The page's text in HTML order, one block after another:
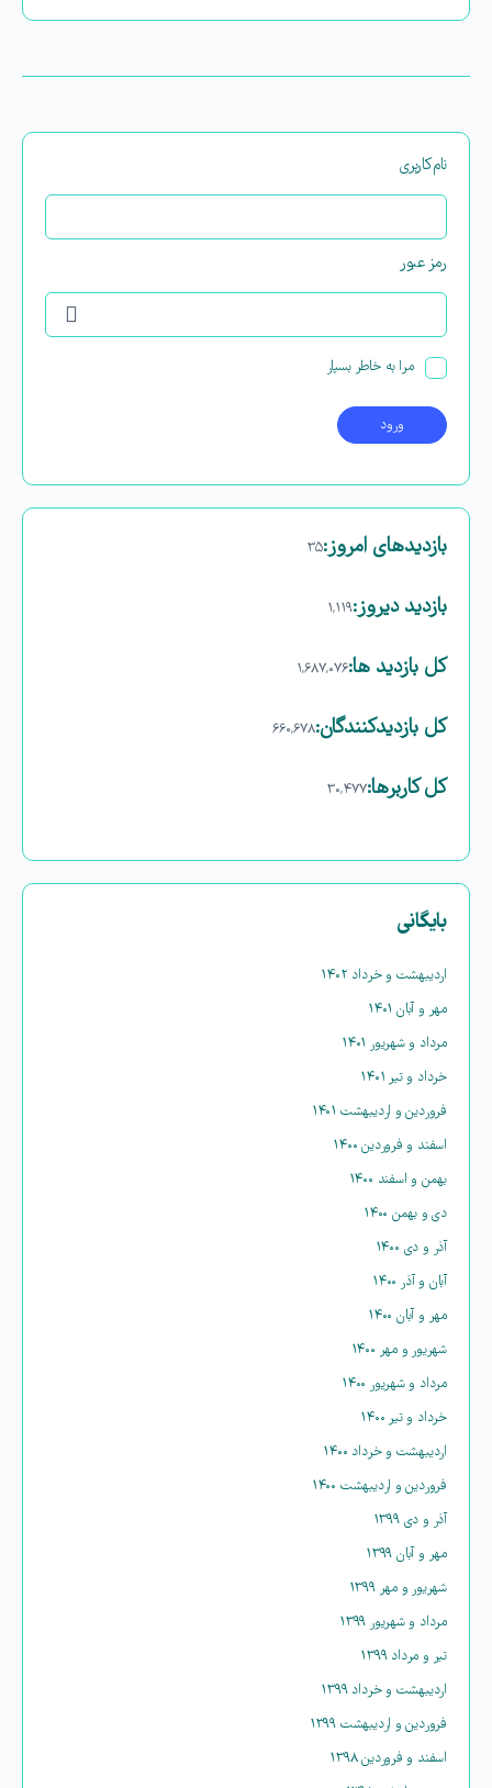
نام‌کاربری
رمز عبور
مرا به خاطر بسپار
بازدیدهای امروز:۳۵
بازدید دیروز:۱,۱۱۹
کل بازدید ها:۱,۶۸۷,۰۷۶
کل بازدیدکنند‌گان:۶۶۰,۶۷۸
کل کاربرها:۳۰,۴۷۷
بایگانی
اردیبهشت و خرداد ۱۴۰۲
مهر و آبان ۱۴۰۱
مرداد و شهریور ۱۴۰۱
خرداد و تیر ۱۴۰۱
فروردین و اردیبهشت ۱۴۰۱
اسفند و فروردین ۱۴۰۰
بهمن و اسفند ۱۴۰۰
دی و بهمن ۱۴۰۰
آذر و دی ۱۴۰۰
آبان و آذر ۱۴۰۰
مهر و آبان ۱۴۰۰
شهریور و مهر ۱۴۰۰
مرداد و شهریور ۱۴۰۰
خرداد و تیر ۱۴۰۰
اردیبهشت و خرداد ۱۴۰۰
فروردین و اردیبهشت ۱۴۰۰
آذر و دی ۱۳۹۹
مهر و آبان ۱۳۹۹
شهریور و مهر ۱۳۹۹
مرداد و شهریور ۱۳۹۹
تیر و مرداد ۱۳۹۹
اردیبهشت و خرداد ۱۳۹۹
فروردین و اردیبهشت ۱۳۹۹
اسفند و فروردین ۱۳۹۸